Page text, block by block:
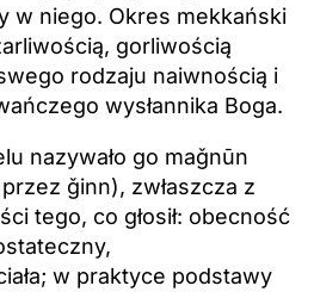
w niego. Okres mekkański
gorliwością
rodzaju naiwnością i
wysłannika Boga.
nazywało go maǧnūn
ǧinn), zwłaszcza z
tego, co głosił: obecność
w praktyce podstawy